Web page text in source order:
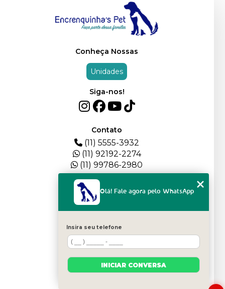
Conheça Nossas
Unidades
Siga-nos!
Contato
(11) 5555-3932
(11) 92192-2274
(11) 99786-2980
QUEM SOMOS
BLOG
FILHOTES
Olá! Fale agora pelo WhatsApp
Insira seu telefone
INICIAR CONVERSA